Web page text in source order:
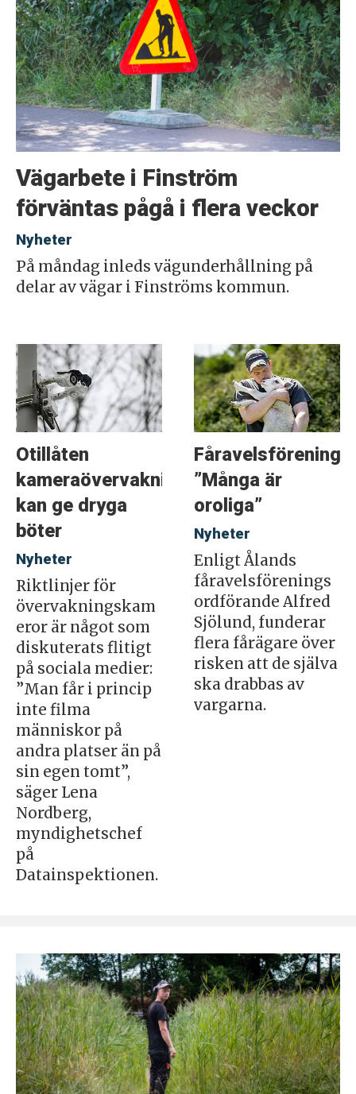
Vägarbete i Finström
förväntas pågå i flera veckor
Nyheter
På måndag inleds vägunderhållning på
delar av vägar i Finströms kommun.
Otillåten
kameraövervakning
kan ge dryga
böter
Nyheter
Riktlinjer för
övervakningskam
eror är något som
diskuterats flitigt
på sociala medier:
”Man får i princip
inte filma
människor på
andra platser än på
sin egen tomt”,
säger Lena
Nordberg,
myndighetschef
på
Datainspektionen.
”Många är
oroliga”
Nyheter
Enligt Ålands
fåravelsförenings
ordförande Alfred
Sjölund, funderar
flera fårägare över
risken att de själva
ska drabbas av
vargarna.